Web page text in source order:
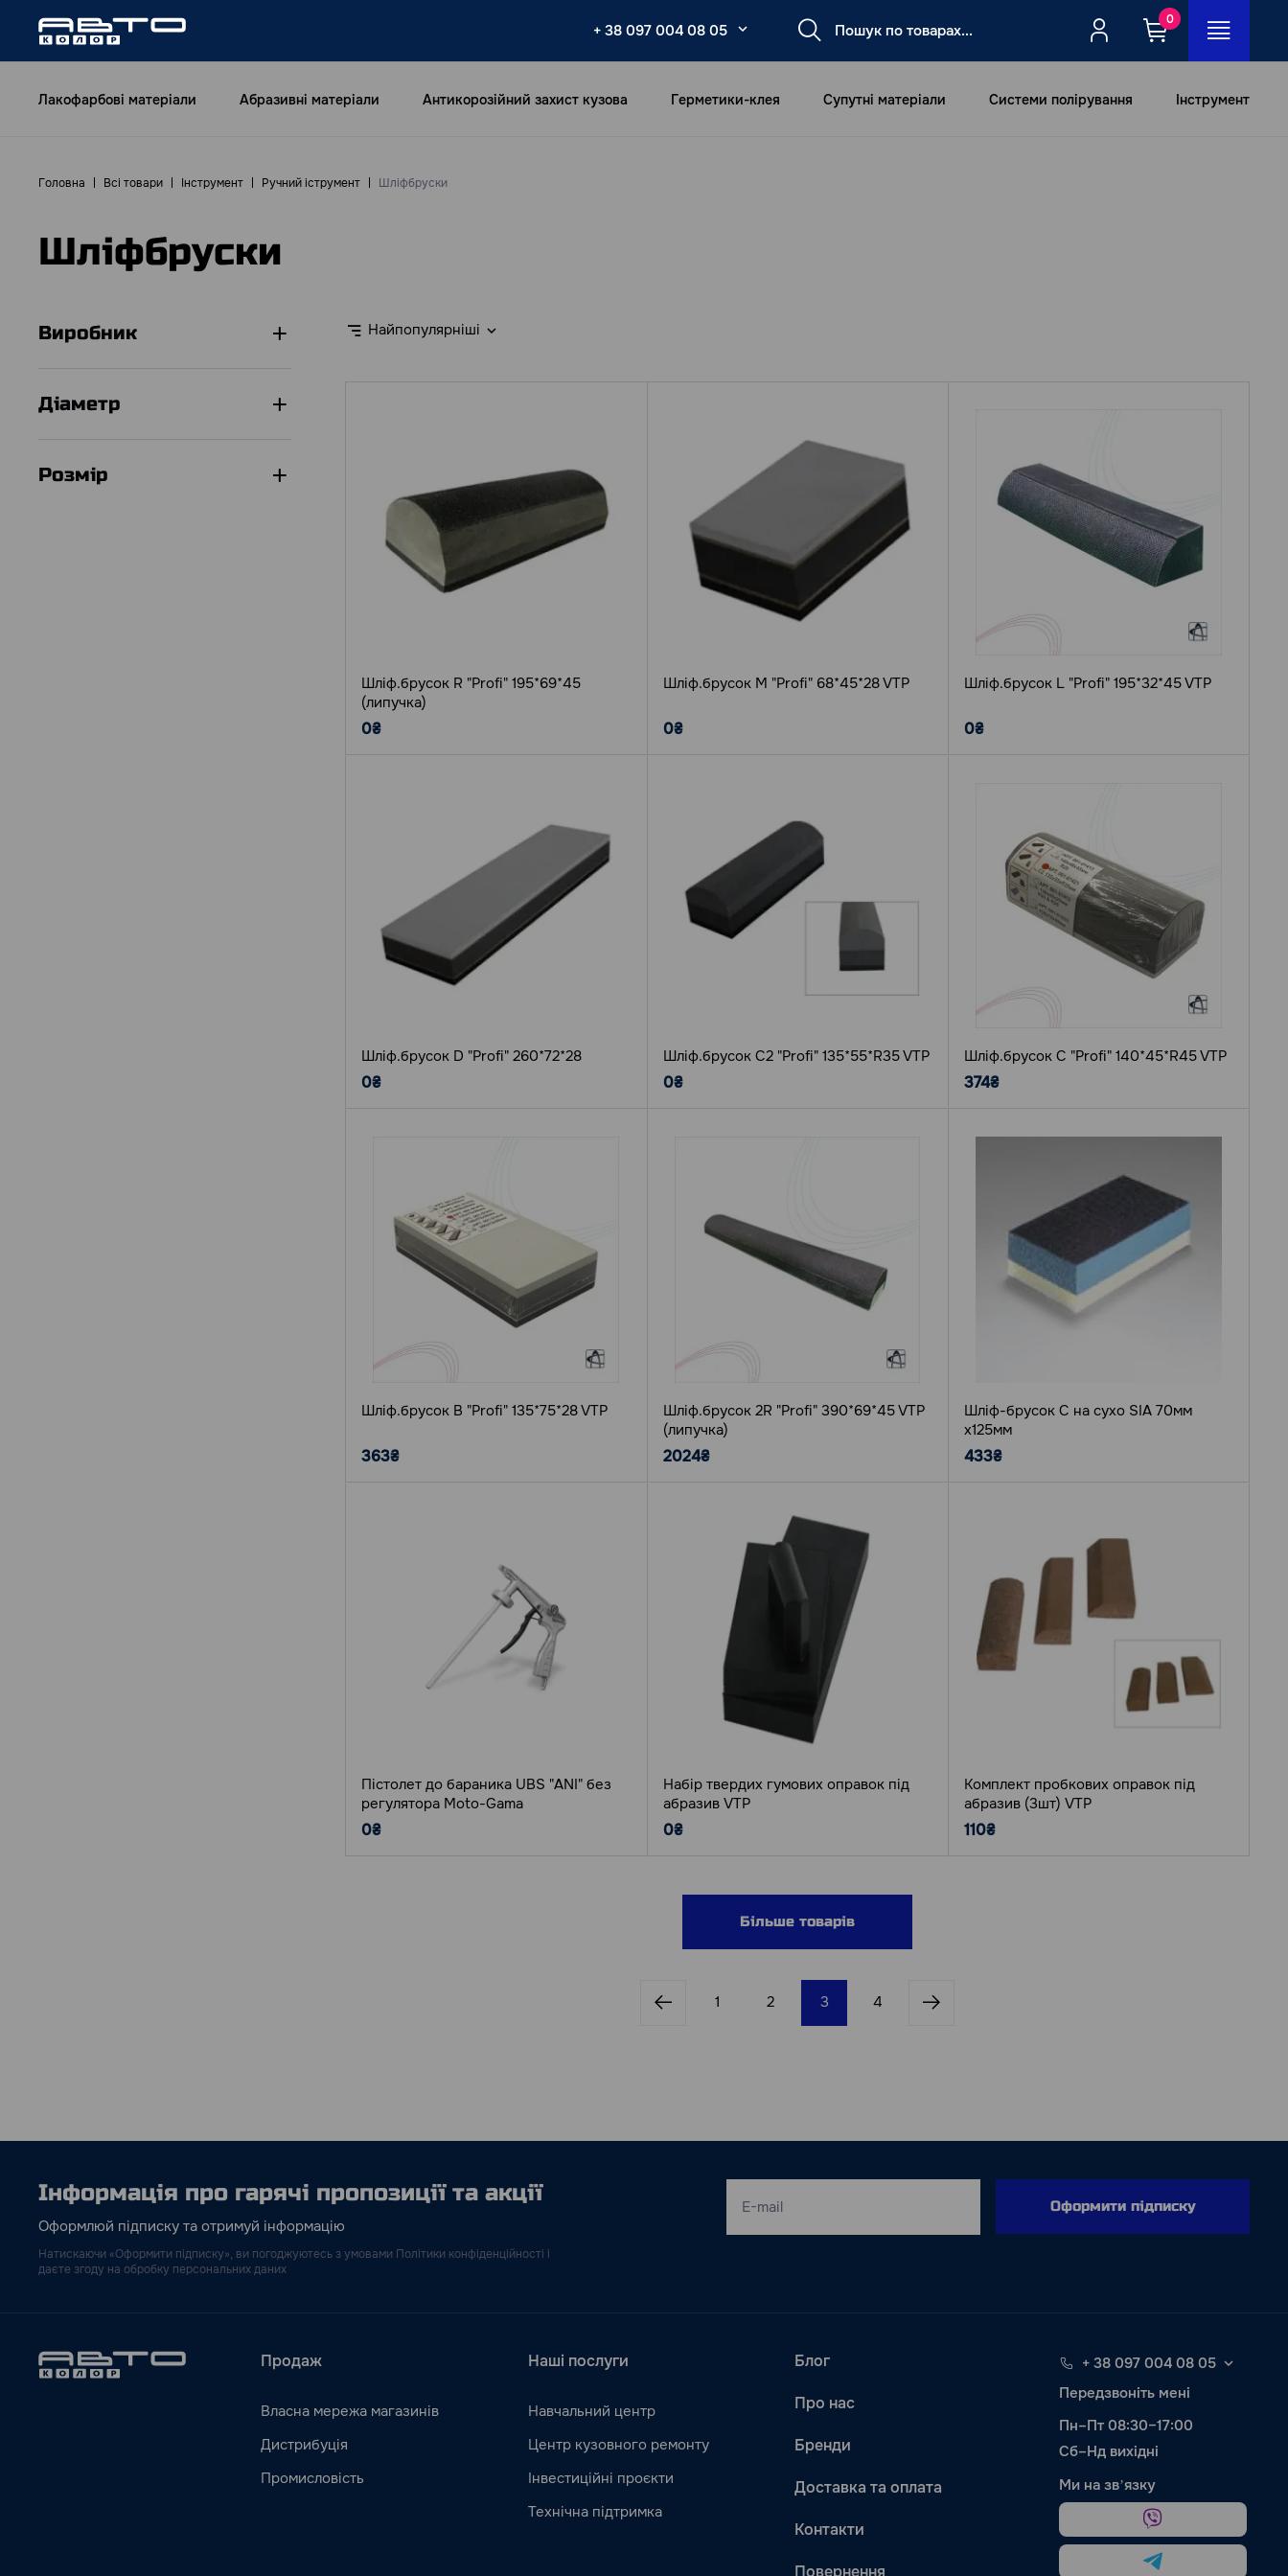
+ 38 097 004 08 05
0
Лакофарбові матеріали Абразивні матеріали Антикорозійний захист кузова Герметики-клея Супутні матеріали Системи полірування Інструмент
Головна Всі товари Інструмент Ручний іструмент Шліфбруски
Шліфбруски
Виробник
Діаметр
Розмір
Найпопулярніші
Шліф.брусок R "Profi" 195*69*45
(липучка)
0₴
Шліф.брусок M "Profi" 68*45*28 VTP
0₴
Шліф.брусок L "Profi" 195*32*45 VTP
0₴
Шліф.брусок D "Profi" 260*72*28
0₴
Шліф.брусок C2 "Profi" 135*55*R35 VTP
0₴
Шліф.брусок C "Profi" 140*45*R45 VTP
374₴
Шліф.брусок B "Profi" 135*75*28 VTP
363₴
Шліф.брусок 2R "Profi" 390*69*45 VTP
(липучка)
2024₴
Шліф-брусок C на сухо SIA 70мм
х125мм
433₴
Пістолет до бараника UBS "ANI" без
регулятора Moto-Gama
0₴
Набір твердих гумових оправок під
абразив VTP
0₴
Комплект пробкових оправок під
абразив (3шт) VTP
110₴
Більше товарів
1 2 3 4
Інформація про гарячі пропозиції та акції
Оформлюй підписку та отримуй інформацію
Натискаючи «Оформити підписку», ви погоджуютесь з умовами Політики конфіденційності і
даєте згоду на обробку персональних даних
Оформити підписку
Продаж
Власна мережа магазинів
Дистрибуція
Промисловість
Наші послуги
Навчальний центр
Центр кузовного ремонту
Інвестиційні проєкти
Технічна підтримка
Блог
Про нас
Бренди
Доставка та оплата
Контакти
Повернення
+ 38 097 004 08 05
Передзвоніть мені
Пн–Пт 08:30–17:00
Сб–Нд вихідні
Ми на звʼязку